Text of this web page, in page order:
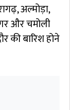
अल्मोड़ा,
और चमोली
की बारिश होने